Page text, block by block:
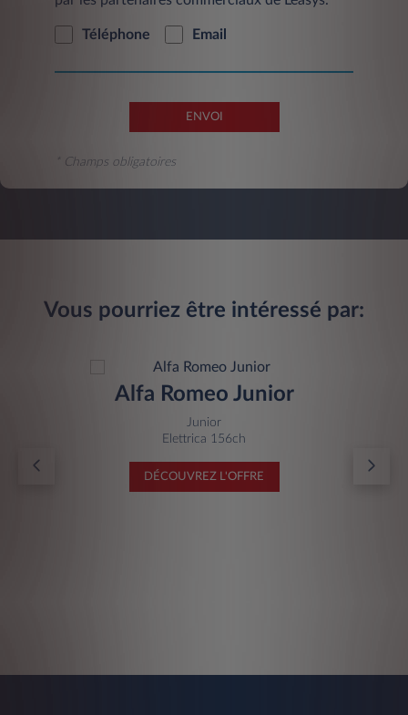
Téléphone Email
ENVOI
* Champs obligatoires
Vous pourriez être intéressé par:
Alfa Romeo Junior
Junior
Elettrica 156ch
DÉCOUVREZ L'OFFRE